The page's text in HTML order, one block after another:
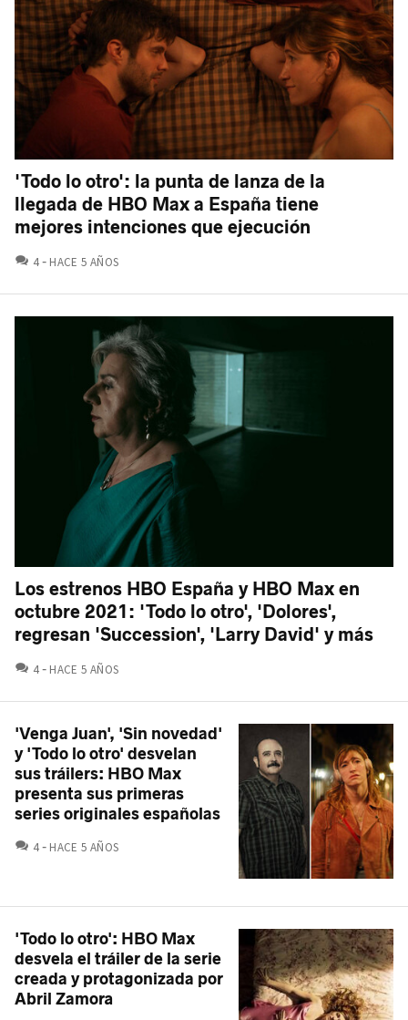
'Todo lo otro': la punta de lanza de la
llegada de HBO Max a España tiene
mejores intenciones que ejecución
4 COMENTARIOS
HACE 5 AÑOS
Los estrenos HBO España y HBO Max en
octubre 2021: 'Todo lo otro', 'Dolores',
regresan 'Succession', 'Larry David' y más
4 COMENTARIOS
HACE 5 AÑOS
'Venga Juan', 'Sin novedad'
y 'Todo lo otro' desvelan
sus tráilers: HBO Max
presenta sus primeras
series originales españolas
4 COMENTARIOS
HACE 5 AÑOS
'Todo lo otro': HBO Max
desvela el tráiler de la serie
creada y protagonizada por
Abril Zamora